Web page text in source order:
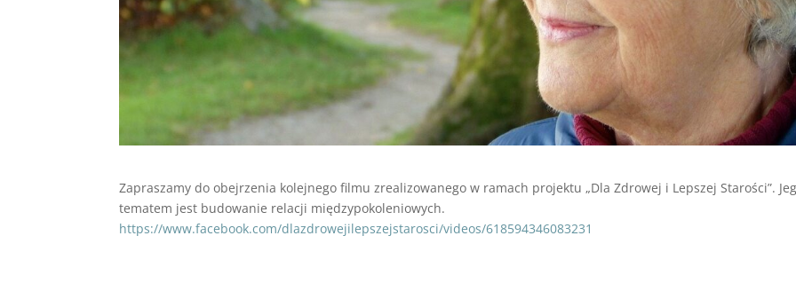
Zapraszamy do obejrzenia kolejnego filmu zrealizowanego w ramach projektu „Dla Zdrowej i Lepszej Starości”.
tematem jest budowanie relacji międzypokoleniowych.
https://www.facebook.com/dlazdrowejilepszejstarosci/videos/618594346083231